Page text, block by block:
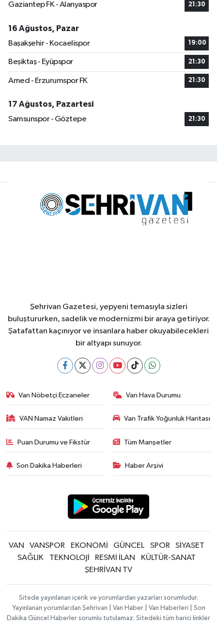
Gaziantep FK - Alanyaspor 21:30
16 Ağustos, Pazar
Başakşehir - Kocaelispor
19:00
Beşiktaş - Eyüpspor 21:30
Amed - Erzurumspor FK 21:30
17 Ağustos, Pazartesi
Samsunspor - Göztepe
21:30
Şehrivan Gazetesi, yepyeni temasıyla sizleri
buluştururken, sadelik ve modernizmi bir araya getiriyor.
Şatafattan kaçınıyor ve insanlara haber okuyabilecekleri
bir altyapı sunuyor.
Van Nöbetçi Eczaneler Van Hava Durumu
VAN Namaz Vakitleri Van Trafik Yoğunluk Haritası
Puan Durumu ve Fikstür Tüm Manşetler
Son Dakika Haberleri Haber Arşivi
VAN VANSPOR EKONOMİ GÜNCEL SPOR
SİYASET
SAĞLIK
TEKNOLOJİ RESMİ İLAN
KÜLTÜR-SANAT
ŞEHRİVAN TV
Sitede yayınlanan içerik ve yorumlardan yazarları sorumludur.
Yayınlanan yorumlardan Şehrivan | Van Haber | Van Haberleri | Son
Dakika Güncel Haberler sorumlu tutulamaz. Sitedeki tüm harici linkler